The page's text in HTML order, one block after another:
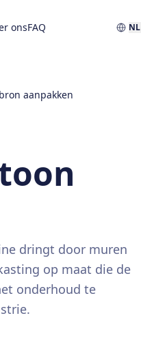
onsFAQ NL
aanpakken
dringt door muren
op maat die de
onderhoud te